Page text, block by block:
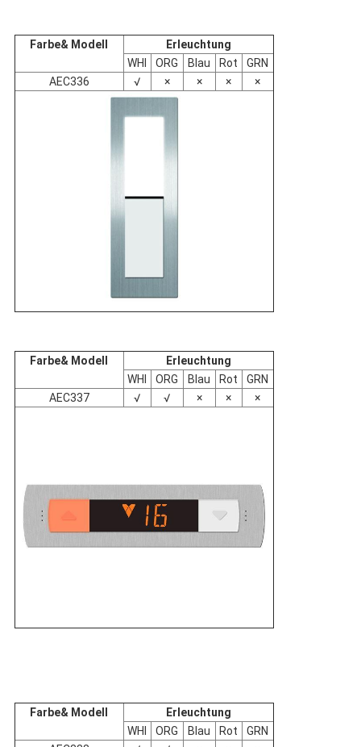
Farbe& Modell
Erleuchtung
WHI
ORG Blau Rot
GRN
AEC336
√ × × × ×
Farbe& Modell
Erleuchtung
WHI
ORG Blau Rot
GRN
AEC337
√ √ × × ×
Farbe& Modell
Erleuchtung
WHI
ORG Blau Rot
GRN